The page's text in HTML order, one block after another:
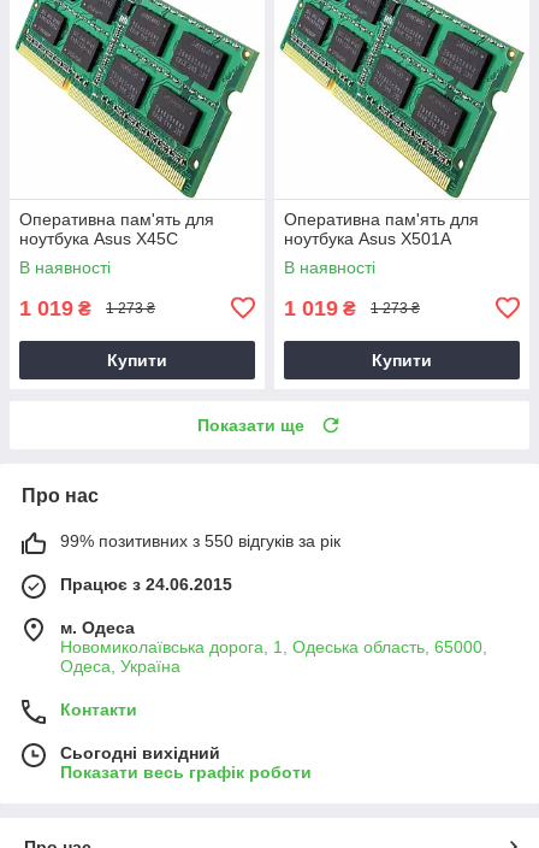
Оперативна пам'ять для
ноутбука Asus X45C
В наявності
1 019 ₴ 1 273 ₴
Купити
Оперативна пам'ять для
ноутбука Asus X501A
В наявності
1 019 ₴ 1 273 ₴
Купити
Показати ще
Про нас
99% позитивних з 550 відгуків за рік
Працює з 24.06.2015
м. Одеса
Новомиколаївська дорога, 1, Одеська область, 65000,
Одеса, Україна
Контакти
Сьогодні вихідний
Показати весь графік роботи